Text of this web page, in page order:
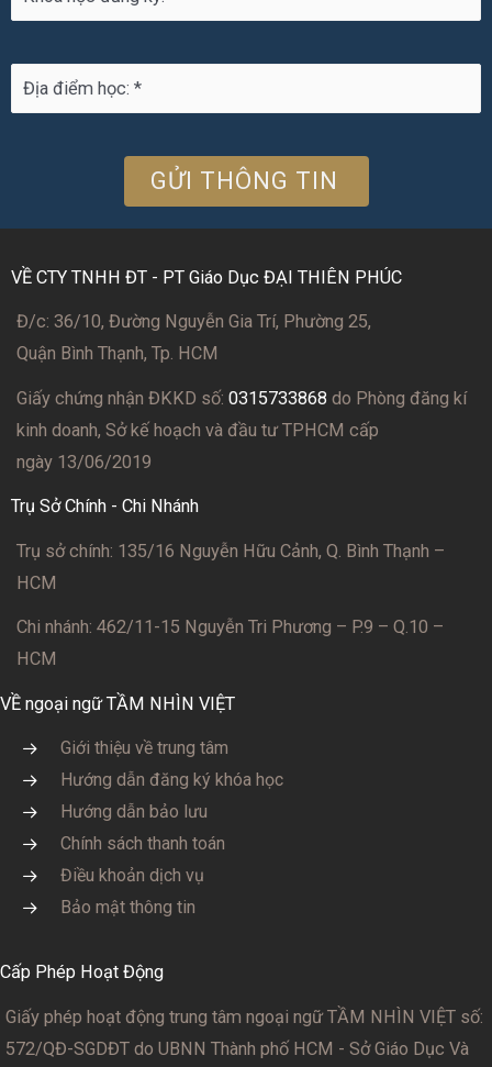
VỀ CTY TNHH ĐT - PT Giáo Dục ĐẠI THIÊN PHÚC
Đ/c: 36/10, Đường Nguyễn Gia Trí, Phường 25,
Quận Bình Thạnh, Tp. HCM
Giấy chứng nhận ĐKKD số: 0315733868 do Phòng đăng kí
kinh doanh, Sở kế hoạch và đầu tư TPHCM cấp
ngày 13/06/2019
Trụ Sở Chính - Chi Nhánh
Trụ sở chính: 135/16 Nguyễn Hữu Cảnh, Q. Bình Thạnh –
HCM
Chi nhánh: 462/11-15 Nguyễn Tri Phương – P.9 – Q.10 –
HCM
VỀ ngoại ngữ TẦM NHÌN VIỆT
Giới thiệu về trung tâm
Hướng dẫn đăng ký khóa học
Hướng dẫn bảo lưu
Chính sách thanh toán
Điều khoản dịch vụ
Bảo mật thông tin
Cấp Phép Hoạt Động
Giấy phép hoạt động trung tâm ngoại ngữ TẦM NHÌN VIỆT số:
572/QĐ-SGDĐT do UBNN Thành phố HCM - Sở Giáo Dục Và